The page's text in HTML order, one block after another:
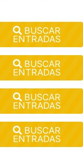
BUSCAR
ENTRADAS
BUSCAR
ENTRADAS
BUSCAR
ENTRADAS
BUSCAR
ENTRADAS